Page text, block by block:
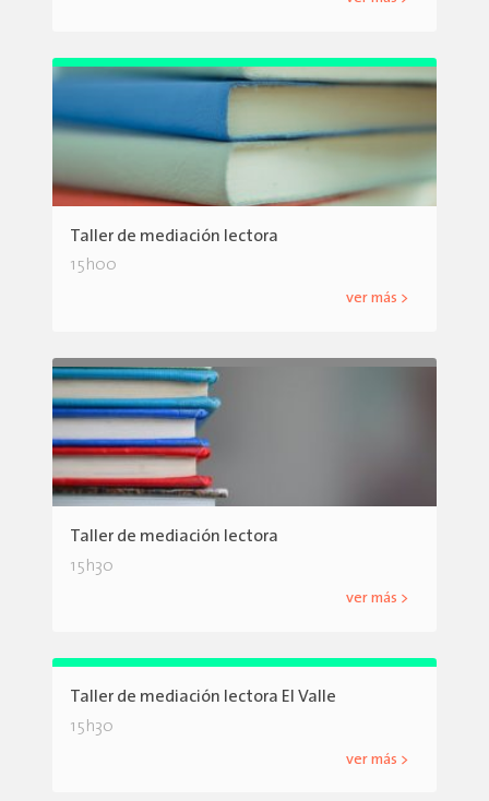
Taller de mediación lectora
15h00
ver más >
Taller de mediación lectora
15h30
ver más >
Taller de mediación lectora El Valle
15h30
ver más >